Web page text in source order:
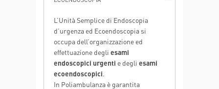
L’Unità Semplice di Endoscopia
d’urgenza ed Ecoendoscopia si
occupa dell’organizzazione ed
effettuazione degli esami
endoscopici urgenti e degli esami
ecoendoscopici.
In Poliambulanza è garantita